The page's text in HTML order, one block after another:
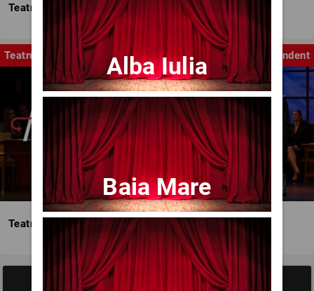
Teatrul Mic - Stagiunea 2025-2026
Teatru Independent
Teatrul Avangardia
Afisați mai multe evenimente
Alba Iulia
Baia Mare